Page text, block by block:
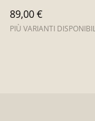
89,00 €
PIÙ VARIANTI